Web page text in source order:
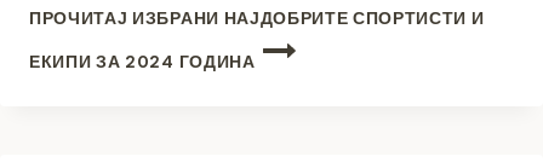
ПРОЧИТАЈ ИЗБРАНИ НАЈДОБРИТЕ СПОРТИСТИ И
ЕКИПИ ЗА 2024 ГОДИНА